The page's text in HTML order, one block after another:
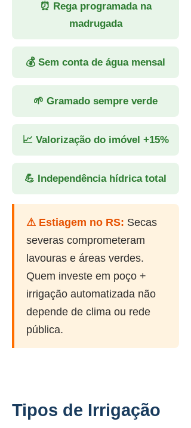
⏰ Rega programada na
madrugada
💰 Sem conta de água mensal
🌱 Gramado sempre verde
📈 Valorização do imóvel +15%
💪 Independência hídrica total
⚠ Estiagem no RS: Secas
severas comprometeram
lavouras e áreas verdes.
Quem investe em poço +
irrigação automatizada não
depende de clima ou rede
pública.
Tipos de Irrigação